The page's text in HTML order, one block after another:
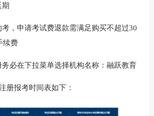
期
考，申请考试费退款需满足购买不超过30
续费
必在下拉菜单选择机构名称：融跃教育
册报考时间表如下：